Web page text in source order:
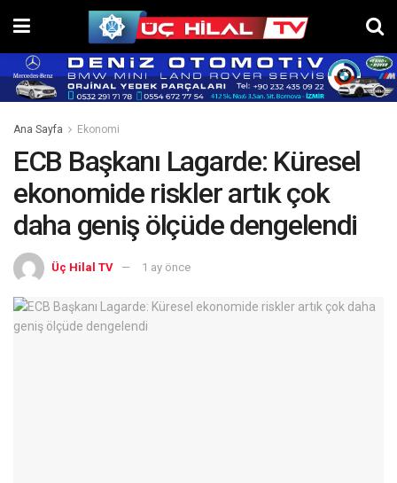
Ana Sayfa Ekonomi
ECB Başkanı Lagarde: Küresel
ekonomide riskler artık çok
daha geniş ölçüde dengelendi
Üç Hilal TV 1 ay önce